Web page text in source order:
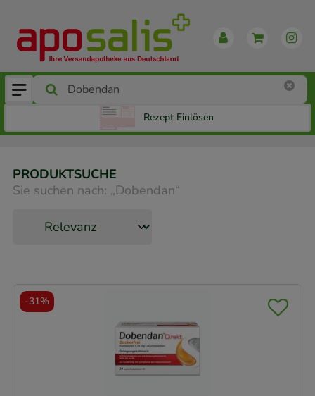
Rezept Einlösen
PRODUKTSUCHE
Sie suchen nach: „Dobendan“
-31%